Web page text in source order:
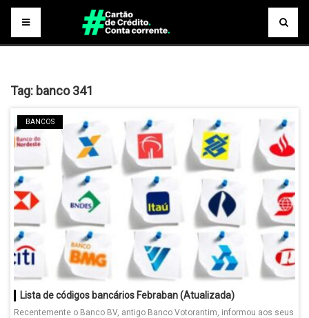
Tag: banco 341
BANCOS
Lista de códigos bancários Febraban (Atualizada)
Recentemente o Banco BV, antigo Banco Votorantim, informou aos seus